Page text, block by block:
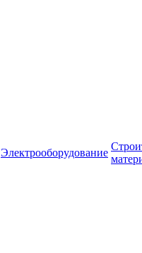
Электрооборудование